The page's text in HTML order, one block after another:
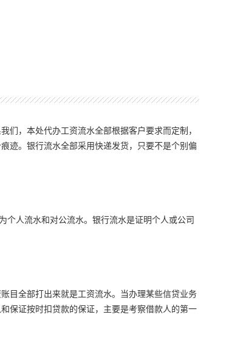
，本处代办工资流水全部根据客户要求而定制，
迹。银行流水全部采用快递发货，只要不是个别偏
个人流水和对公流水。银行流水是证明个人或公司
目全部打出来就是工资流水。当办理某些信贷业务
保证按时扣贷款的保证，主要是考察借款人的第一